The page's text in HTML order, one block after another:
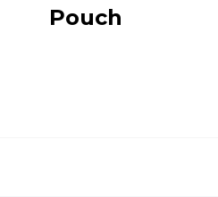
Pouch